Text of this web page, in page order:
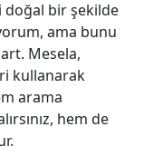
doğal bir şekilde
ama bunu
Mesela,
kullanarak
arama
hem de